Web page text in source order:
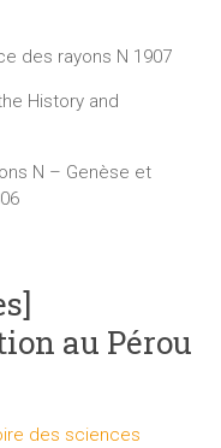
des rayons N 1907
History and
N – Genèse et
au Pérou
des sciences